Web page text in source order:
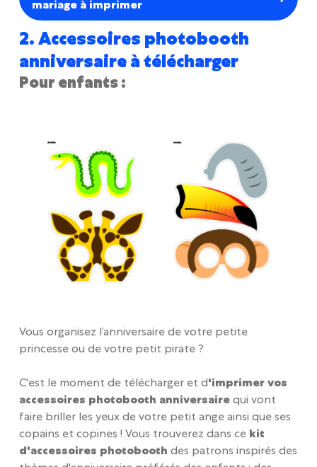
mariage à imprimer
2. Accessoires photobooth
anniversaire à télécharger
Pour enfants :
Vous organisez l’anniversaire de votre petite
princesse ou de votre petit pirate ?
C'est le moment de télécharger et d'imprimer vos
accessoires photobooth anniversairequi vont
faire briller les yeux de votre petit ange ainsi que ses
copains et copines ! Vous trouverez dans ce kit
d'accessoires photobooth des patrons inspirés des